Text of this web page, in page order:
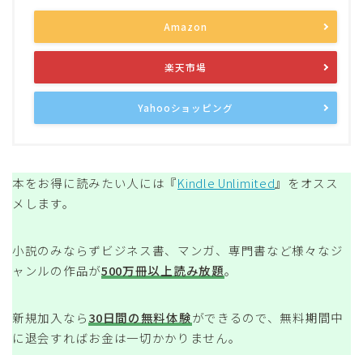
Amazon
楽天市場
Yahooショッピング
本をお得に読みたい人には『Kindle Unlimited』をオスス
メします。
小説のみならずビジネス書、マンガ、専門書など様々なジ
ャンルの作品が500万冊以上読み放題。
新規加入なら30日間の無料体験ができるので、無料期間中
に退会すればお金は一切かかりません。